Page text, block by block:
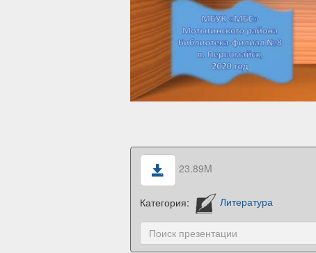
23.89M
Категория: Литература